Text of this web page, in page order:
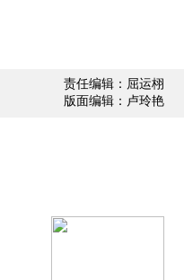
责任编辑：屈运栩
版面编辑：卢玲艳